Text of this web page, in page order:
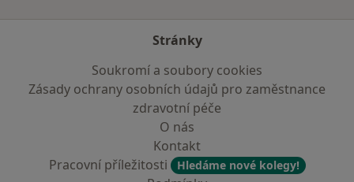
Stránky
Soukromí a soubory cookies
Zásady ochrany osobních údajů pro zaměstnance
zdravotní péče
O nás
Kontakt
Pracovní příležitosti
Hledáme nové kolegy!